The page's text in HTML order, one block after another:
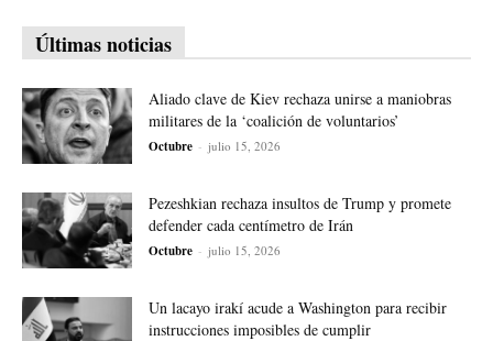
Últimas noticias
Aliado clave de Kiev rechaza unirse a maniobras
militares de la ‘coalición de voluntarios’
Octubre - julio 15, 2026
Pezeshkian rechaza insultos de Trump y promete
defender cada centímetro de Irán
Octubre - julio 15, 2026
Un lacayo irakí acude a Washington para recibir
instrucciones imposibles de cumplir